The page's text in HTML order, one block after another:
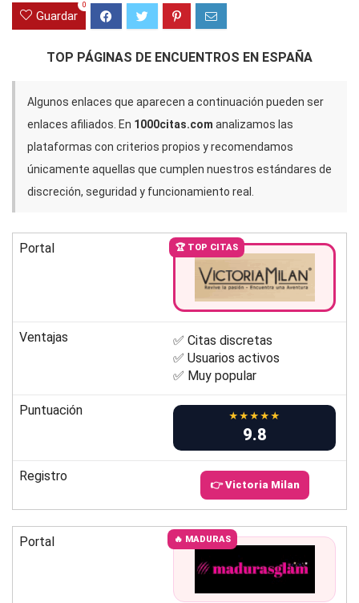
Guardar
0
TOP PÁGINAS DE ENCUENTROS EN ESPAÑA
Algunos enlaces que aparecen a continuación pueden ser
enlaces afiliados. En 1000citas.com analizamos las
plataformas con criterios propios y recomendamos
únicamente aquellas que cumplen nuestros estándares de
discreción, seguridad y funcionamiento real.
Portal 🏆 TOP CITAS
Ventajas
✅ Citas discretas
✅ Usuarios activos
✅ Muy popular
Puntuación ★★★★★
9.8
Registro
👉 Victoria Milan
Portal 🔥 MADURAS